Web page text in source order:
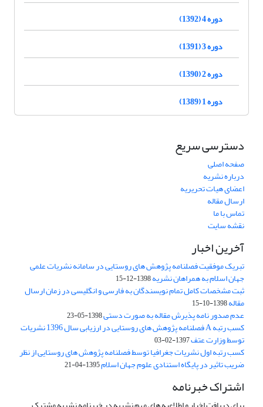
دوره 4 (1392)
دوره 3 (1391)
دوره 2 (1390)
دوره 1 (1389)
دسترسی سریع
صفحه اصلی
درباره نشریه
اعضای هیات تحریریه
ارسال مقاله
تماس با ما
نقشه سایت
آخرین اخبار
تبریک موفقیت فصلنامه پژوهش های روستایی در سامانه نشریات علمی
جهان اسلام به همراهان نشریه1398-12-15
ثبت مشخصات کامل تمام نویسندگان به فارسی و انگلیسی در زمان ارسال
مقاله1398-10-15
عدم صدور نامه پذیرش مقاله به صورت دستی1398-05-23
کسب رتبه A فصلنامه پژوهش های روستایی در ارزیابی سال 1396 نشریات
توسط وزارت عتف1397-02-03
کسب رتبه اول نشریات جغرافیا توسط فصلنامه پژوهش های روستایی از نظر
ضریب تاثیر در پایگاه استنادی علوم جهان اسلام1395-04-21
اشتراک خبرنامه